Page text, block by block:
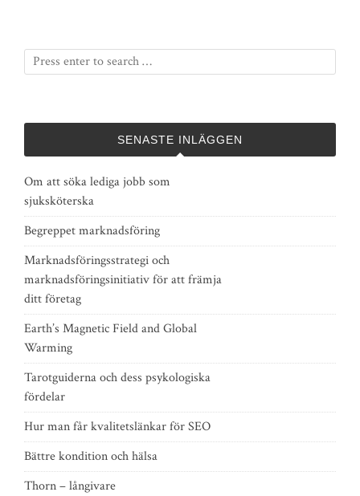
SENASTE INLÄGGEN
Om att söka lediga jobb som
sjuksköterska
Begreppet marknadsföring
Marknadsföringsstrategi och
marknadsföringsinitiativ för att främja
ditt företag
Earth’s Magnetic Field and Global
Warming
Tarotguiderna och dess psykologiska
fördelar
Hur man får kvalitetslänkar för SEO
Bättre kondition och hälsa
Thorn – långivare